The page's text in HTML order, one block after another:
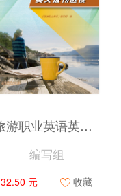
旅游职业英语英文报刊选读
编写组
32.50 元 收藏